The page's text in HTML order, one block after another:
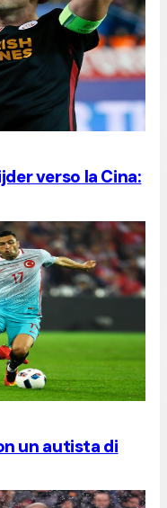
verso la Cina:
un autista di